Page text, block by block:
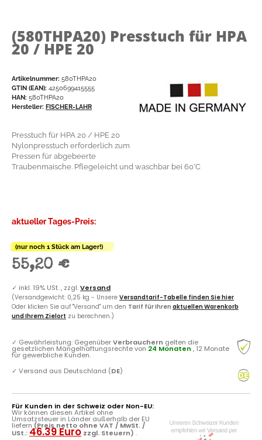
(580THPA20) Presstuch für HPA
20 / HPE 20
Artikelnummer: 580THPA20
GTIN (EAN): 4250699415555
HAN: 580THPA20
Hersteller: FISCHER-LAHR
Presstuch für HPA 20 / HPE 20
Nylonpresstuch erforderlich zum
Pressen für abgebeerte
Traubenmaische. Pflegeleicht und waschbar bei 60°C
aktueller Tages-Preis:
(nur noch 1 Stück am Lager!)
55,20 €
✓ inkl. 19% USt. , zzgl.Versand
(Versandgewicht: 0,25 kg - Unsere Versandtarif-Tabelle finden Sie hier.
Oder klicken Sie auf "Versand" um den Tarif für Ihren aktuellen Warenkorb
und Ihrem Zielort zu berechnen.)
✓ Gewährleistung: GegenüberVerbrauchern gelten die
gesetzlichen Mängelhaftungsrechte von 24 Monaten , 12 Monate
für gewerbliche Kunden.
✓ Versand aus Deutschland (DE)
Für Kunden in der Schweiz oder Non-EU:
Wir können diesen Artikel ohne
Umsatzsteuer in Länder außerhalb der EU
liefern (Preis netto ohne VAT / MwSt. /
USt.: 46.39 Euro zzgl. Steuern) .